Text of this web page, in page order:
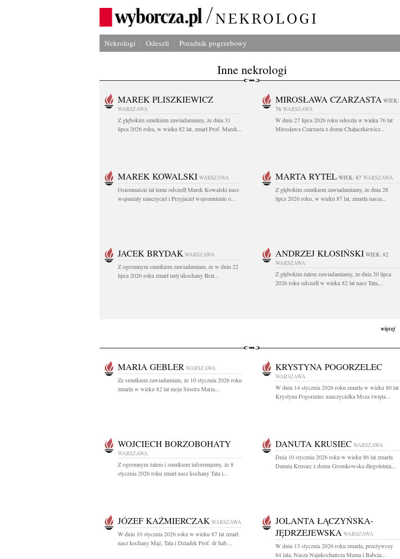
Nekrologi Odeszli Poradnik pogrzebowy
Inne nekrologi
MAREK PLISZKIEWICZ
WARSZAWA
Z głębokim smutkiem zawiadamiamy, że dnia 31
lipca 2026 roku, w wieku 82 lat, zmarł Prof. Marek...
MIROSŁAWA CZARZASTA WIEK:
76 WARSZAWA
W dniu 27 lipca 2026 roku odeszła w wieku 76 lat
Mirosława Czarzasta z domu Chałaczkiewicz...
MAREK KOWALSKI WARSZAWA
Osiemnaście lat temu odszedł Marek Kowalski nasz
wspaniały nauczyciel i Przyjaciel wspomnienie o...
MARTA RYTEL WIEK: 87 WARSZAWA
Z głębokim smutkiem zawiadamiamy, że dnia 28
lipca 2026 roku, w wieku 87 lat, zmarła nasza...
JACEK BRYDAK WARSZAWA
Z ogromnym smutkiem zawiadamiam, że w dniu 22
lipca 2026 roku zmarł mój ukochany Brat...
ANDRZEJ KŁOSIŃSKI WIEK: 82
WARSZAWA
Z głębokim żalem zawiadamiamy, że dnia 20 lipca
2026 roku odszedł w wieku 82 lat nasz Tata,...
więcej
MARIA GEBLER WARSZAWA
Ze smutkiem zawiadamiam, że 10 stycznia 2026 roku
zmarła w wieku 82 lat moja Siostra Maria...
KRYSTYNA POGORZELEC
WARSZAWA
W dniu 14 stycznia 2026 roku zmarła w wieku 80 lat
Krystyna Pogorzelec nauczycielka Msza święta...
WOJCIECH BORZOBOHATY
WARSZAWA
Z ogromnym żalem i smutkiem informujemy, że 8
stycznia 2026 roku zmarł nasz kochany Tata i...
DANUTA KRUSIEC WARSZAWA
Dnia 10 stycznia 2026 roku w wieku 86 lat zmarła
Danuta Krusiec z domu Gromkowska długoletnia...
JÓZEF KAŹMIERCZAK WARSZAWA
W dniu 10 stycznia 2026 roku w wieku 87 lat zmarł
nasz kochany Mąż, Tata i Dziadek Prof. dr hab....
JOLANTA ŁĄCZYŃSKA-
JĘDRZEJEWSKA WARSZAWA
W dniu 13 stycznia 2026 roku zmarła, przeżywszy
84 lata, Nasza Najukochańsza Mama i Babcia...